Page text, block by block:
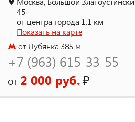
45
от центра города 1.1 км
Показать на карте
от Лубянка 385 м
+7 (963) 615-33-55
от 2 000 руб.₽